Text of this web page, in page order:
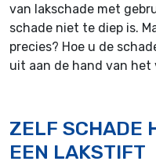
van lakschade met
schade niet te diep is.
precies? Hoe u de
uit aan de hand van het
ZELF SCHADE
EEN LAKSTIFT